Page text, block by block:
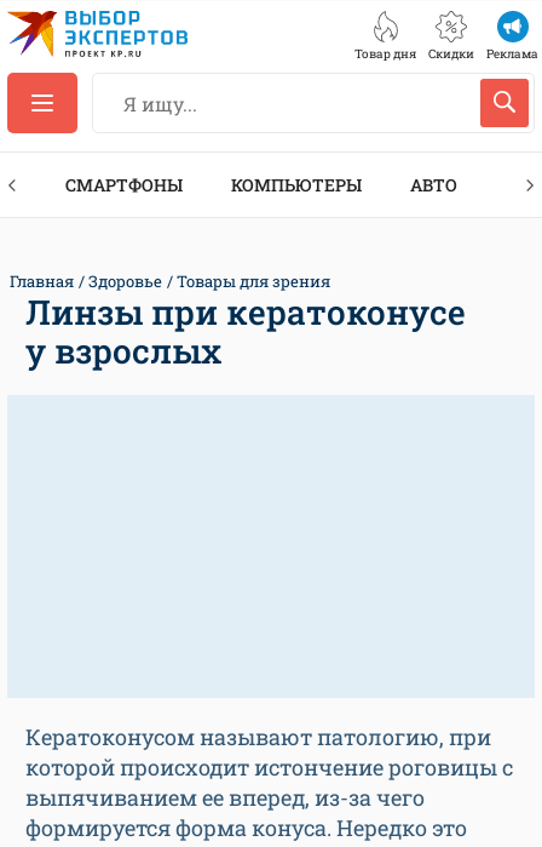
Товар дня Скидки Реклама
СМАРТФОНЫ КОМПЬЮТЕРЫ АВТО
Главная Здоровье Товары для зрения
Линзы при кератоконусе
у взрослых
Кератоконусом называют патологию, при
которой происходит истончение роговицы с
выпячиванием ее вперед, из-за чего
формируется форма конуса. Нередко это